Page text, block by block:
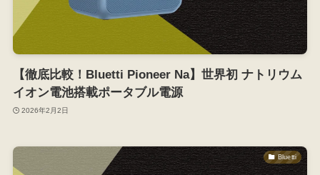
【徹底比較！Bluetti Pioneer Na】世界初 ナトリウム
イオン電池搭載ポータブル電源
2026年2月2日
Bluetti